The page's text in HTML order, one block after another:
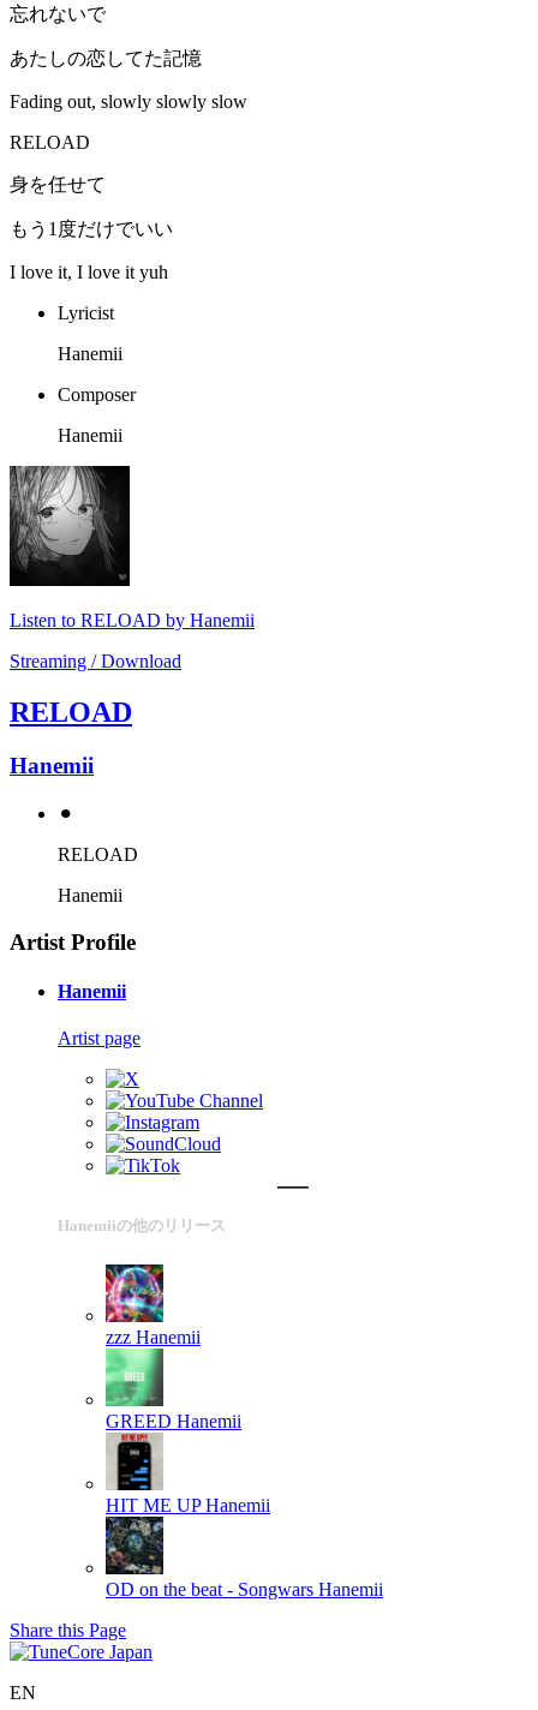
忘れないで
あたしの恋してた記憶
Fading out, slowly slowly slow
RELOAD
身を任せて
もう1度だけでいい
I love it, I love it yuh
Lyricist
Hanemii
Composer
Hanemii
Listen to RELOAD by Hanemii
Streaming / Download
RELOAD
Hanemii
⚫︎
RELOAD
Hanemii
Artist Profile
Hanemii
Artist page
Hanemiiの他のリリース
zzz Hanemii
GREED Hanemii
HIT ME UP Hanemii
OD on the beat - Songwars Hanemii
Share this Page
EN